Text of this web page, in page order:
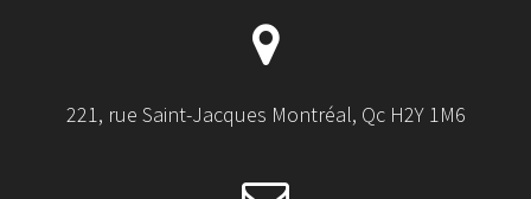
221, rue Saint-Jacques Montréal, Qc H2Y 1M6